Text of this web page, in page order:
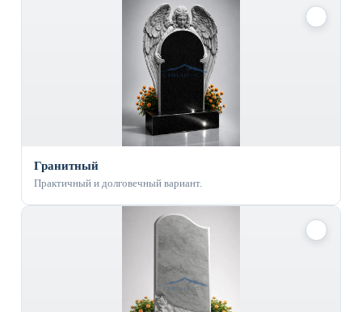
Гранитный
Практичный и долговечный вариант.